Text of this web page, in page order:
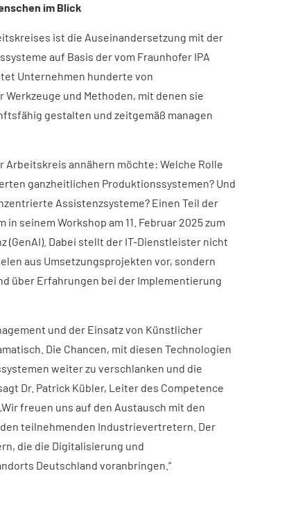
im Blick
ist die Auseinandersetzung mit der
auf Basis der vom Fraunhofer IPA
Unternehmen hunderte von
und Methoden, mit denen sie
gestalten und zeitgemäß managen
Arbeitskreis annähern möchte: Welche Rolle
ganzheitlichen Produktionssystemen? Und
Assistenzsysteme? Einen Teil der
seinem Workshop am 11. Februar 2025 zum
(GenAI). Dabei stellt der IT-Dienstleister nicht
aus Umsetzungsprojekten vor, sondern
über Erfahrungen bei der Implementierung
und der Einsatz von Künstlicher
Die Chancen, mit diesen Technologien
weiter zu verschlanken und die
Dr. Patrick Kübler, Leiter des Competence
freuen uns auf den Austausch mit den
teilnehmenden Industrievertretern. Der
die die Digitalisierung und
Deutschland voranbringen.“